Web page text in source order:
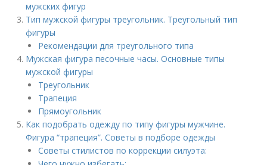
мужских фигур
Тип мужской фигуры треугольник. Треугольный тип
фигуры
Рекомендации для треугольного типа
Мужская фигура песочные часы. Основные типы
мужской фигуры
Треугольник
Трапеция
Прямоугольник
Как подобрать одежду по типу фигуры мужчине.
Фигура “трапеция”. Советы в подборе одежды
Советы стилистов по коррекции силуэта: